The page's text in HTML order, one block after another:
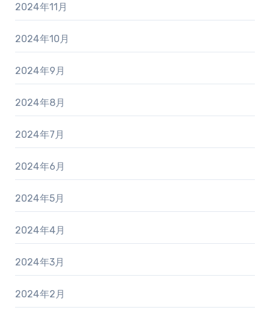
2024年11月
2024年10月
2024年9月
2024年8月
2024年7月
2024年6月
2024年5月
2024年4月
2024年3月
2024年2月